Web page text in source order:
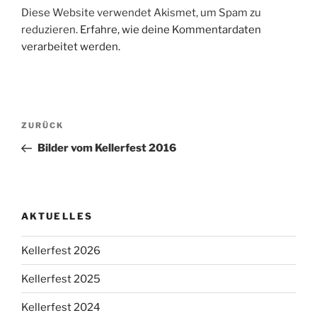
Diese Website verwendet Akismet, um Spam zu
reduzieren. Erfahre, wie deine Kommentardaten
verarbeitet werden.
Beitragsnavigation
Vorheriger
Beitrag
ZURÜCK
Bilder vom Kellerfest 2016
AKTUELLES
Kellerfest 2026
Kellerfest 2025
Kellerfest 2024